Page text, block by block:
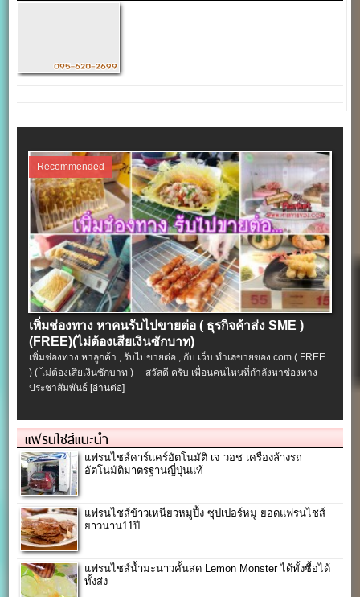
Recommended
เพิ่มช่องทาง หาคนรับไปขายต่อ ( ธุรกิจค้าส่ง SME )
(FREE)(ไม่ต้องเสียเงินซักบาท)
เพิ่มช่องทาง หาลูกค้า , รับไปขายต่อ , กับ เว็บ ทำเลขายของ.com ( FREE
) ( ไม่ต้องเสียเงินซักบาท ) สวัสดี ครับ เพื่อนคนไหนที่กำลังหาช่องทาง
ประชาสัมพันธ์[อ่านต่อ]
แฟรนไชส์แนะนำ
แฟรนไชส์คาร์แคร์อัตโนมัติ เจ วอช เครื่องล้างรถ
อัตโนมัติมาตรฐานญี่ปุ่นแท้
แฟรนไชส์ข้าวเหนียวหมูปิ้ง ซุปเปอร์หมู ยอดแฟรนไชส์
ยาวนาน11ปี
แฟรนไชส์น้ำมะนาวคั้นสด Lemon Monster ได้ทั้งซื้อได้
ทั้งส่ง